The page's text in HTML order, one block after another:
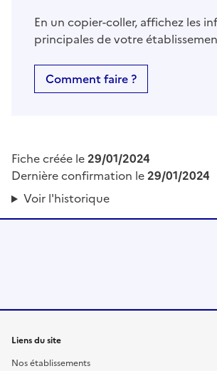
En un copier-coller, affichez les
principales de votre
Comment faire ?
Fiche créée le29/01/2024
Dernière confirmation le29/01/2024
Voir l'historique
Liens du site
Nos établissements